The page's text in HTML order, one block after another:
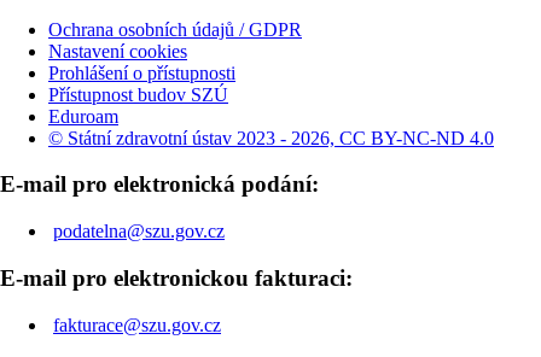
Ochrana osobních údajů / GDPR
Nastavení cookies
Prohlášení o přístupnosti
Přístupnost budov SZÚ
Eduroam
© Státní zdravotní ústav 2023 - 2026, CC BY-NC-ND 4.0
E-mail pro elektronická podání:
podatelna@szu.gov.cz
E-mail pro elektronickou fakturaci:
fakturace@szu.gov.cz